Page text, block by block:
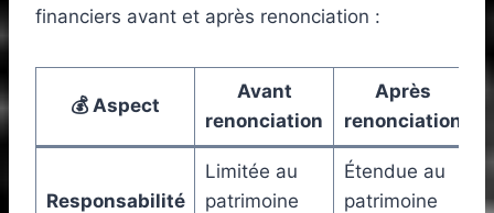
financiers avant et après renonciation :
💰 Aspect
Avant
renonciation
Après
renonciation
Responsabilité
Limitée au
patrimoine
Étendue au
patrimoine